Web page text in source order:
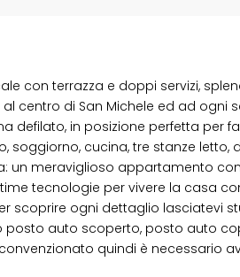
con terrazza e doppi servizi,
centro di San Michele ed ad ogni
defilato, in posizione perfetta per
soggiorno, cucina, tre stanze letto,
un meraviglioso appartamento
tecnologie per vivere la casa
scoprire ogni dettaglio lasciatevi
posto auto scoperto, posto auto
quindi è necessario